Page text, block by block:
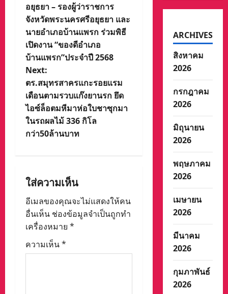
o
s
t
n
a
v
a
t
i
o
อยุธยา – รองผู้ว่าราชการ
จังหวัดพระนครศรีอยุธยา และ
นายอำเภอบ้านแพรก ร่วมพิธี
เปิดงาน “ของดีอำเภอ
บ้านแพรก”ประจำปี 2568
Next:
ตร.สมุทรสาครแกะรอยแรม
เดือนตามรวบแก๊งยานรก ยึด
ไอซ์ล็อตมหีมาห่อใบชาซุกมา
ในรถผลไม้ 336 กิโล
กว่า50ล้านบาท
ใส่ความเห็น
อีเมลของคุณจะไม่แสดงให้คน
อื่นเห็น ช่องข้อมูลจำเป็นถูกทำ
เครื่องหมาย *
ความเห็น*
ARCHIVES
สิงหาคม
2026
กรกฎาคม
2026
มิถุนายน
2026
พฤษภาคม
2026
เมษายน
2026
มีนาคม
2026
กุมภาพันธ์
2026